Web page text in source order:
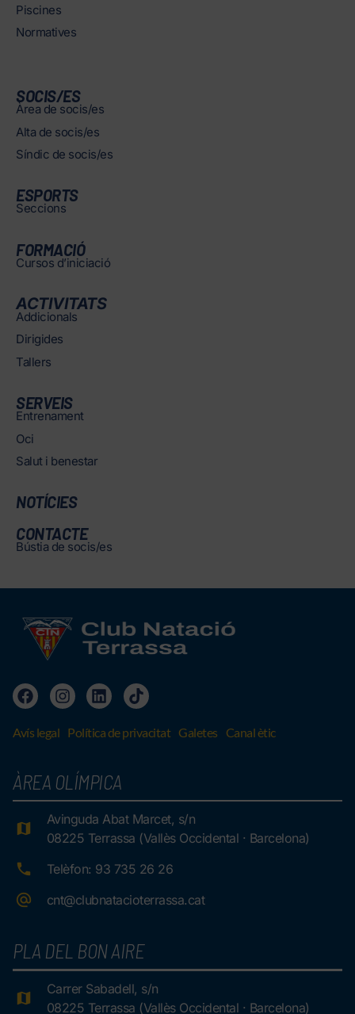
Piscines
Normatives
SOCIS/ES
Àrea de socis/es
Alta de socis/es
Síndic de socis/es
ESPORTS
Seccions
FORMACIÓ
Cursos d’iniciació
ACTIVITATS
Addicionals
Dirigides
Tallers
SERVEIS
Entrenament
Oci
Salut i benestar
NOTÍCIES
CONTACTE
Bústia de socis/es
Avís legal Política de privacitat Galetes Canal ètic
ÀREA OLÍMPICA
Avinguda Abat Marcet, s/n
08225 Terrassa (Vallès Occidental · Barcelona)
Telèfon: 93 735 26 26
cnt@clubnatacioterrassa.cat
PLA DEL BON AIRE
Carrer Sabadell, s/n
08225 Terrassa (Vallès Occidental · Barcelona)